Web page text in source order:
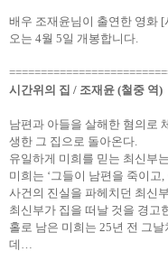
배우 조재윤님이 출연한 영화 [
오는 4월 5일 개봉합니다.
시간위의 집 / 조재윤 (철중 역)
남편과 아들을 살해한 혐의로
생한 그 집으로 돌아온다.
유일하게 미희를 믿는 최신부
미희는 ‘그들이 남편을 죽이고
사건의 진실을 파헤치던 최신
최신부가 집을 떠날 것을 경고
홀로 남은 미희는 25년 전 그
데…